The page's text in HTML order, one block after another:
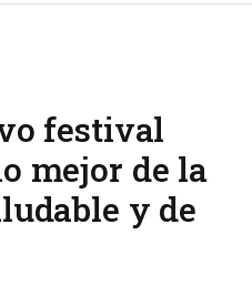
festival
mejor de la
y de